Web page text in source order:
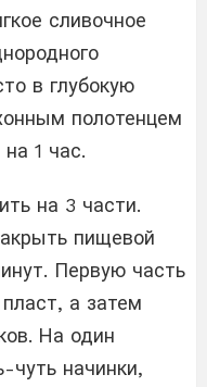
сливочное
в глубокую
полотенцем
1 час.
на 3 части.
пищевой
Первую часть
а затем
На один
чуть начинки,